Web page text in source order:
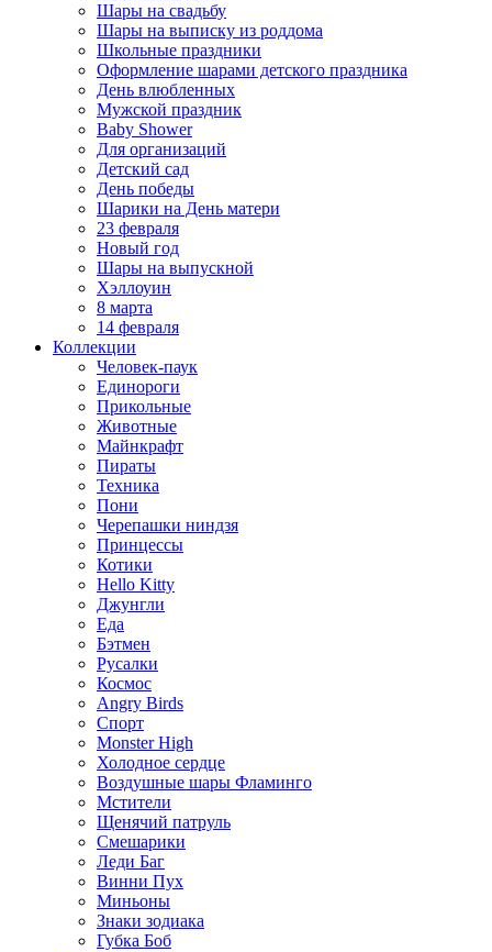
Шары на свадьбу
Шары на выписку из роддома
Школьные праздники
Оформление шарами детского праздника
День влюбленных
Мужской праздник
Baby Shower
Для организаций
Детский сад
День победы
Шарики на День матери
23 февраля
Новый год
Шары на выпускной
Хэллоуин
8 марта
14 февраля
Коллекции
Человек-паук
Единороги
Прикольные
Животные
Майнкрафт
Пираты
Техника
Пони
Черепашки ниндзя
Принцессы
Котики
Hello Kitty
Джунгли
Еда
Бэтмен
Русалки
Космос
Angry Birds
Спорт
Monster High
Холодное сердце
Воздушные шары Фламинго
Мстители
Щенячий патруль
Смешарики
Леди Баг
Винни Пух
Миньоны
Знаки зодиака
Губка Боб